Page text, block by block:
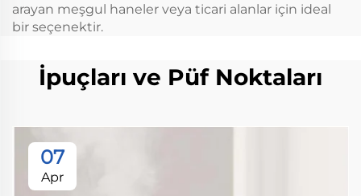
arayan meşgul haneler veya ticari alanlar için ideal
bir seçenektir.
İpuçları ve Püf Noktaları
07
Apr